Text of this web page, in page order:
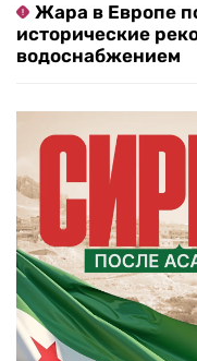
Жара в Европе
исторические
водоснабжением